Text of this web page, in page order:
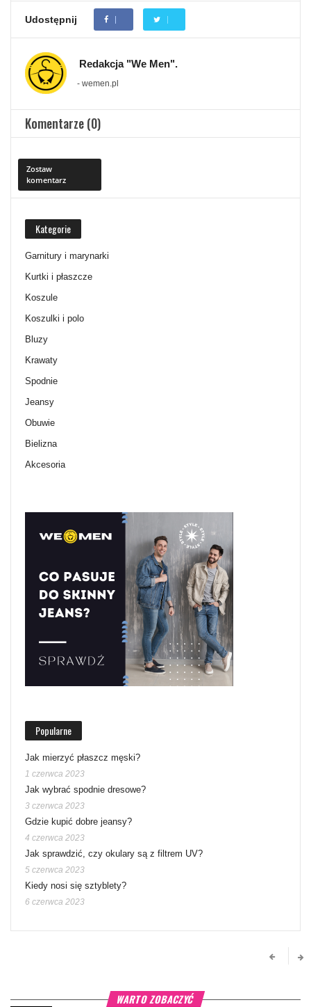
Udostępnij
Redakcja "We Men".
- wemen.pl
Komentarze (0)
Zostaw
komentarz
Kategorie
Garnitury i marynarki
Kurtki i płaszcze
Koszule
Koszulki i polo
Bluzy
Krawaty
Spodnie
Jeansy
Obuwie
Bielizna
Akcesoria
Popularne
Jak mierzyć płaszcz męski?
1 czerwca 2023
Jak wybrać spodnie dresowe?
3 czerwca 2023
Gdzie kupić dobre jeansy?
4 czerwca 2023
Jak sprawdzić, czy okulary są z filtrem UV?
5 czerwca 2023
Kiedy nosi się sztyblety?
6 czerwca 2023
WARTO ZOBACZYĆ